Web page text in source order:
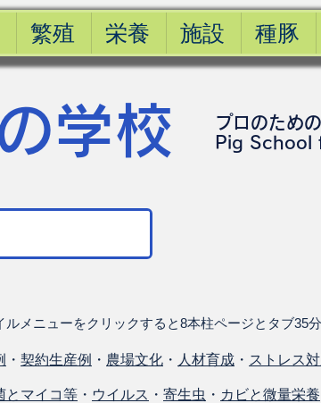
繁殖 栄養 施設 種豚
学校
プロのため
​Pig School
メニューをクリックすると8本柱ページとタブ35
・ 契約生産例 ・ 農場文化 ・ 人材育成 ・ ストレス
とマイコ等 ・ ウイルス ・ 寄生虫 ・ カビと微量栄養